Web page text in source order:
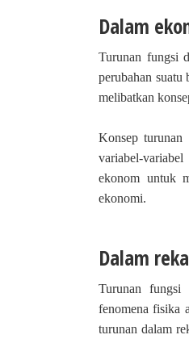
Dalam
Turunan fungsi
perubahan suatu
melibatkan
Konsep turunan
variabel-
ekonom untuk
ekonomi.
Dalam
Turunan fungsi
fenomena fisika
turunan dalam